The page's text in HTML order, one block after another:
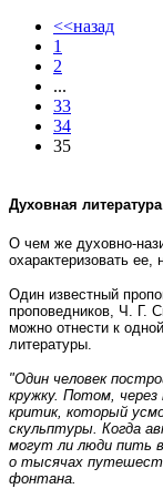
<<назад
1
2
...
33
34
35
Духовная
О чем же духовно-
охарактеризовать ее,
Один известный
проповедников, Ч. Г.
можно отнести к
литературы.
"Один человек
кружку. Потом,
критик, который
скульптуры. Когда
могут ли люди пить
о тысячах
фонтана.